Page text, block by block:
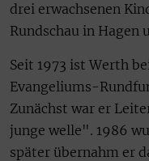
drei erwachsenen
Rundschau in
Seit 1973 ist Werth
Evangeliums-
Zunächst war er
junge welle". 1986
später übernahm er